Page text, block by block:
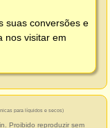
suas conversões e
nos visitar em
para líquidos e secos)
. Proibido reproduzir sem